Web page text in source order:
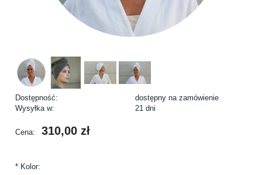
Dostępność:
dostępny na zamówienie
Wysyłka w:
21 dni
Cena: 310,00 zł
* Kolor: